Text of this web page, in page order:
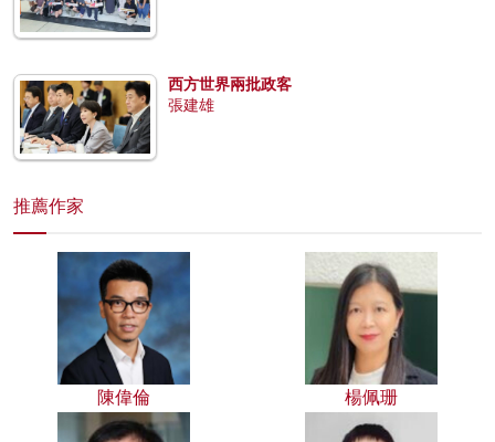
西方世界兩批政客
張建雄
推薦作家
陳偉倫 楊佩珊